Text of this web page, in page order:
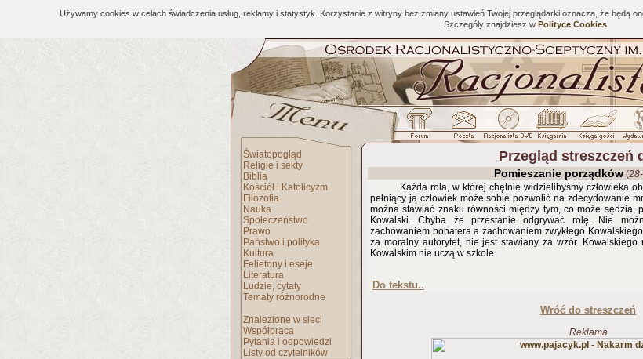
Używamy cookies w celach świadczenia usług, reklamy i statystyk. Korzystanie z witryny bez zmiany ustawień Twojej przeglądarki oznacza, że będą
Szczegóły znajdziesz w Polityce Cookies
Światopogląd
Religie i sekty
Biblia
Kościół i Katolicyzm
Filozofia
Nauka
Społeczeństwo
Prawo
Państwo i polityka
Kultura
Felietony i eseje
Literatura
Ludzie, cytaty
Tematy różnorodne
Znalezione w sieci
Współpraca
Pytania i odpowiedzi
Listy od czytelników
Przegląd streszczeń
Pomieszanie porządków (
Każda rola, w której chętnie widzielibyśmy człowieka
pełniący ją człowiek może sobie pozwolić na zdecydowanie
można stawiać znaku równości między tym, co może sędzia,
Kowalski. Chyba że przestanie odgrywać rolę. Nie
zachowaniem bohatera a zachowaniem zwykłego
za moralny autorytet, nie jest stawiany za wzór. Kowalskiego
Kowalskim nie uczą w szkole.
Do tekstu..
Wróć do streszczeń
Reklama